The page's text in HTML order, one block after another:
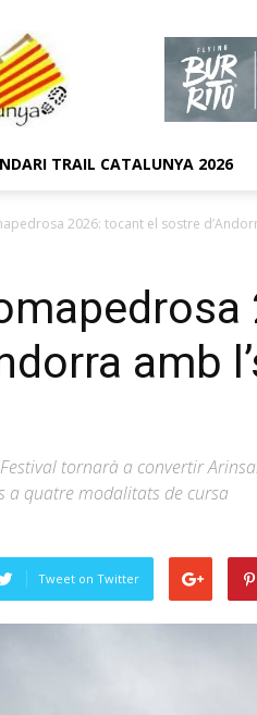
TRAIL CATALUNYA 2026
2026: tocant el sostre
amb
tornarà a convertir
a quatre modalitats de cursa
Tweet on Twitter